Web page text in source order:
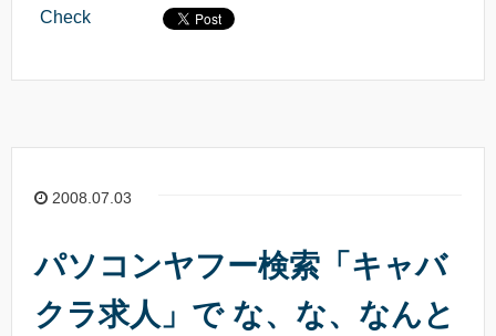
Check
2008.07.03
パソコンヤフー検索「キャバ
クラ求人」で な、な、なんと